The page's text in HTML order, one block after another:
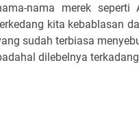
nama merek seperti
kita kebablasan
sudah terbiasa
dilebelnya